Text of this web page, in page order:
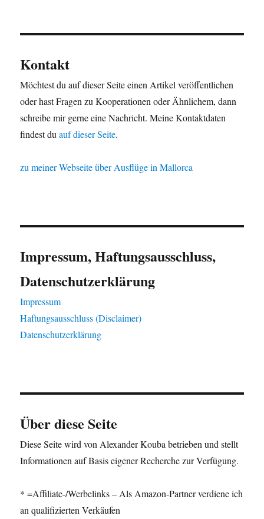
Kontakt
Möchtest du auf dieser Seite einen Artikel veröffentlichen
oder hast Fragen zu Kooperationen oder Ähnlichem, dann
schreibe mir gerne eine Nachricht. Meine Kontaktdaten
findest duauf dieser Seite.
zu meiner Webseite über Ausflüge in Mallorca
Impressum, Haftungsausschluss,
Datenschutzerklärung
Impressum
Haftungsausschluss (Disclaimer)
Datenschutzerklärung
Über diese Seite
Diese Seite wird von Alexander Kouba betrieben und stellt
Informationen auf Basis eigener Recherche zur Verfügung.
* =Affiliate-/Werbelinks – Als Amazon-Partner verdiene ich
an qualifizierten Verkäufen